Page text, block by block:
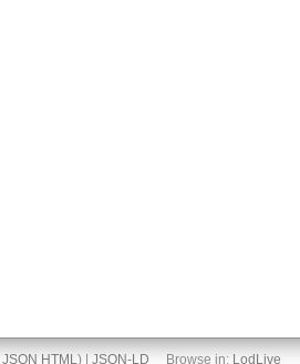
JSON HTML) | JSON-LD Browse in: LodLive